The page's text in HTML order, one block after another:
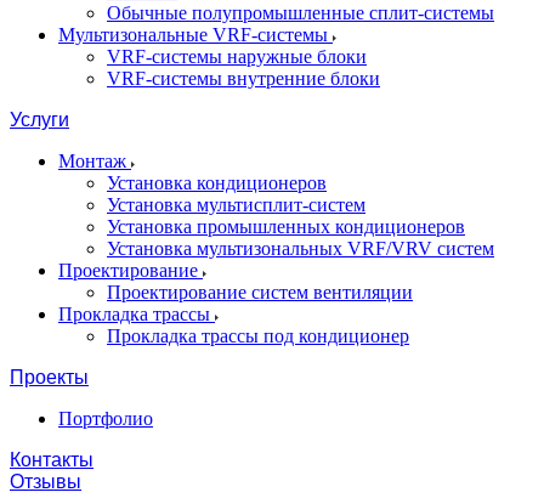
Обычные полупромышленные сплит-системы
Мультизональные VRF-системы
VRF-системы наружные блоки
VRF-системы внутренние блоки
Услуги
Монтаж
Установка кондиционеров
Установка мультисплит-систем
Установка промышленных кондиционеров
Установка мультизональных VRF/VRV систем
Проектирование
Проектирование систем вентиляции
Прокладка трассы
Прокладка трассы под кондиционер
Проекты
Портфолио
Контакты
Отзывы